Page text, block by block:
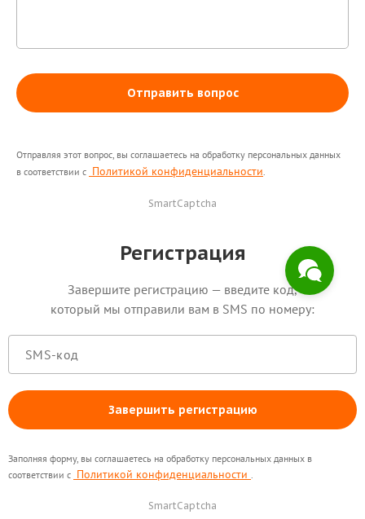
Отправить вопрос
Отправляя этот вопрос, вы соглашаетесь на обработку персональных данных
в соответствии с Политикой конфиденциальности.
SmartCaptcha
Регистрация
Завершите регистрацию — введите код,
который мы отправили вам в SMS по номеру:
Завершить регистрацию
Заполняя форму, вы соглашаетесь на обработку персональных данных в
соответствии с Политикой конфиденциальности .
SmartCaptcha
Здравствуйте! Поможем с
интересующие вопросы.